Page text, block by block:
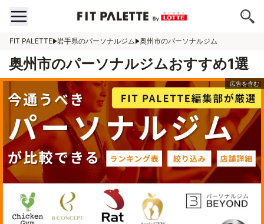
FIT PALETTE 岩手県のパーソナルジム 奥州市のパーソナルジム
奥州市のパーソナルジムおすすめ1選